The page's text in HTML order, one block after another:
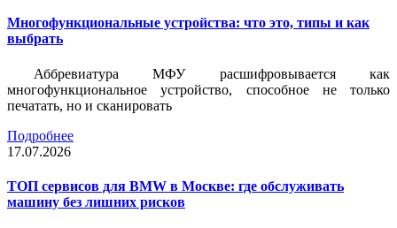
Многофункциональные устройства: что это, типы и как
выбрать
Аббревиатура МФУ расшифровывается как
многофункциональное устройство, способное не только
печатать, но и сканировать
Подробнее
17.07.2026
ТОП сервисов для BMW в Москве: где обслуживать
машину без лишних рисков